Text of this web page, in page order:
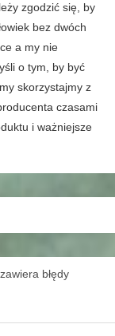
zgodzić się, by
bez dwóch
a my nie
o tym, by być
skorzystajmy z
czasami
i ważniejsze
błędy